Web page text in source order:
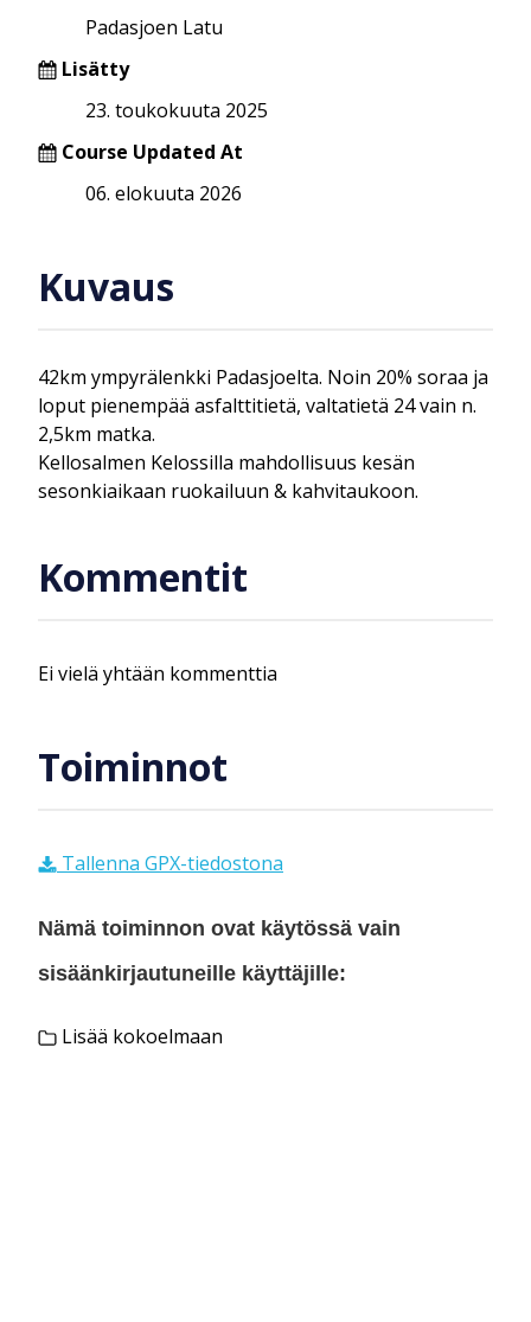
Padasjoen Latu
Lisätty
23. toukokuuta 2025
Course Updated At
06. elokuuta 2026
Kuvaus
42km ympyrälenkki Padasjoelta. Noin 20% soraa ja
loput pienempää asfalttitietä, valtatietä 24 vain n.
2,5km matka.
Kellosalmen Kelossilla mahdollisuus kesän
sesonkiaikaan ruokailuun & kahvitaukoon.
Kommentit
Ei vielä yhtään kommenttia
Toiminnot
Tallenna GPX-tiedostona
Nämä toiminnon ovat käytössä vain
sisäänkirjautuneille käyttäjille:
Lisää kokoelmaan